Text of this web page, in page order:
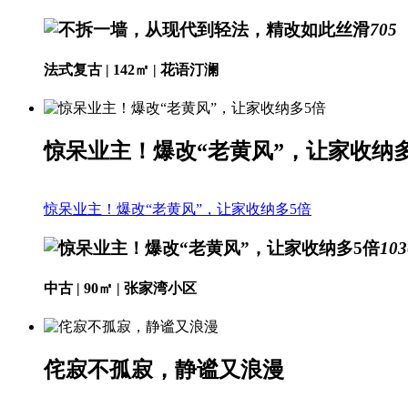
705
法式复古 | 142㎡ | 花语汀澜
惊呆业主！爆改“老黄风”，让家收纳
惊呆业主！爆改“老黄风”，让家收纳多5倍
中古 | 90㎡ | 张家湾小区
侘寂不孤寂，静谧又浪漫